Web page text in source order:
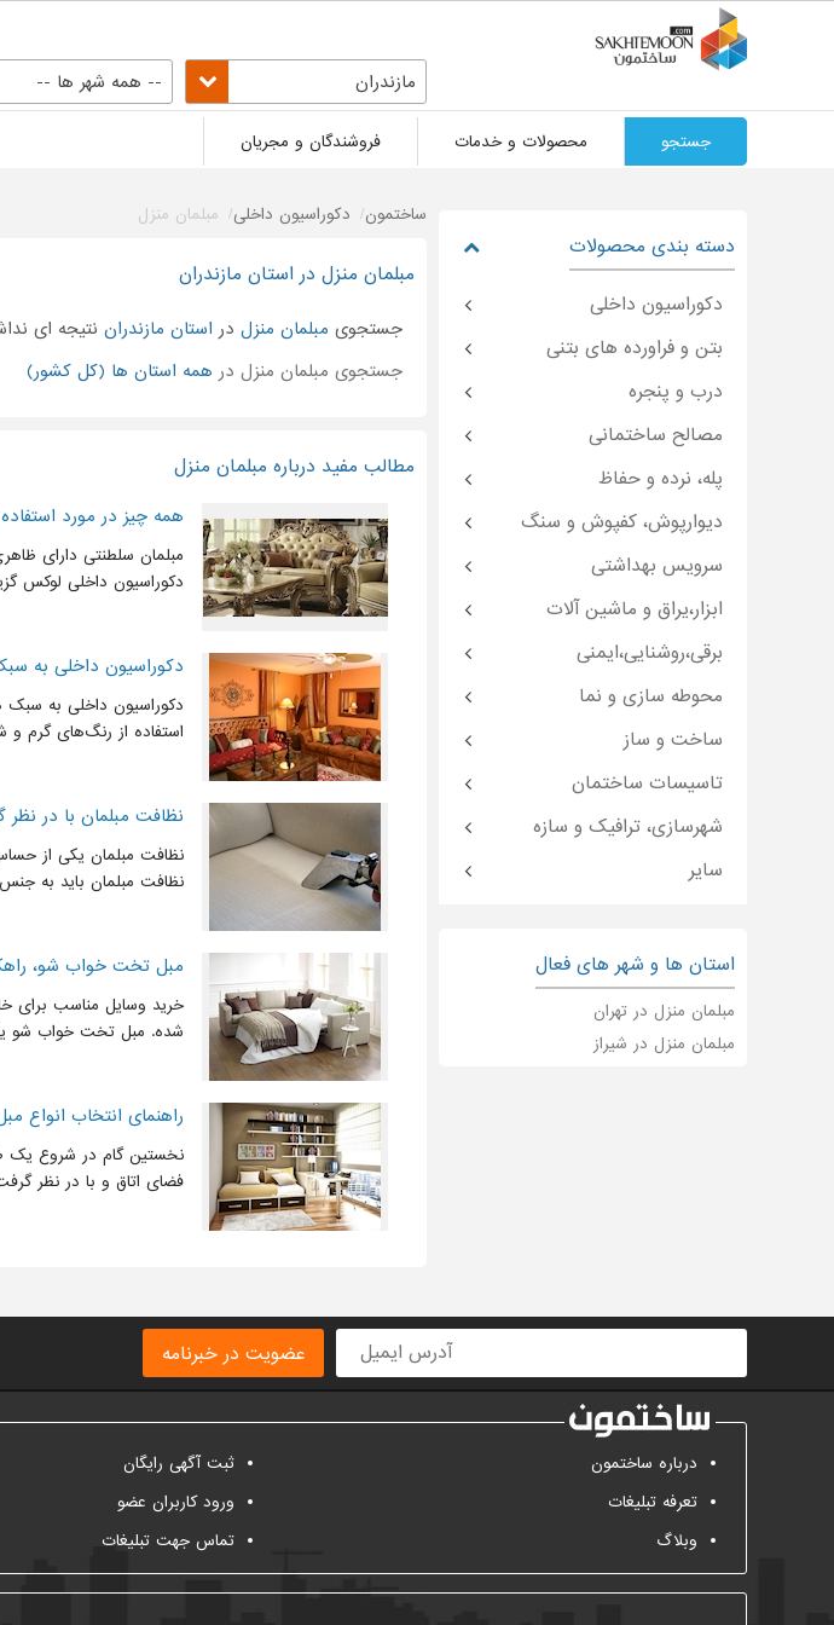
مازندران -- همه شهر ها --
جستجو محصولات و خدمات فروشندگان و مجریان
ساختمون دکوراسیون داخلی مبلمان منزل
مبلمان منزل در استان مازندران
جستجوی مبلمان منزل در استان مازندران نتیجه ای
جستجوی مبلمان منزل در همه استان ها (کل کشور)
مطالب مفید درباره مبلمان منزل
همه چیز در مورد
مبلمان سلطنتی دارای
دکوراسیون داخلی لوکس
دکوراسیون داخلی به
دکوراسیون داخلی به
استفاده از رنگ‌های گرم و
نظافت مبلمان با در
نظافت مبلمان یکی از
نظافت مبلمان باید به
مبل تخت خواب شو،
خرید وسایل مناسب برای
شده. مبل تخت خواب شو
راهنمای انتخاب انواع
نخستین گام در شروع یک
فضای اتاق و با در نظر
دسته بندی محصولات
دکوراسیون داخلی
بتن و فراورده های بتنی
درب و پنجره
مصالح ساختمانی
پله، نرده و حفاظ
دیوارپوش، کفپوش و سنگ
سرویس بهداشتی
ابزار،یراق و ماشین آلات
برقی،روشنایی،ایمنی
محوطه سازی و نما
ساخت و ساز
تاسیسات ساختمان
شهرسازی، ترافیک و سازه
سایر
استان ها و شهر های فعال
مبلمان منزل در تهران
مبلمان منزل در شیراز
عضویت در خبرنامه
درباره ساختمون
تعرفه تبلیغات
وبلاگ
ثبت آگهی رایگان
ورود کاربران عضو
تماس جهت تبلیغات